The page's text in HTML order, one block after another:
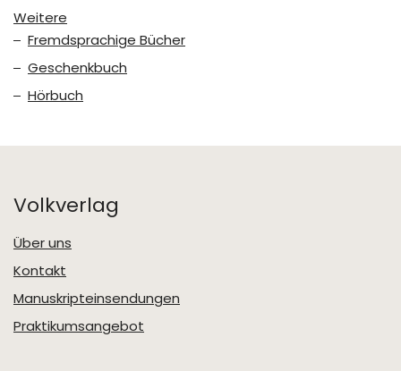
Weitere
Fremdsprachige Bücher
Geschenkbuch
Hörbuch
Volkverlag
Über uns
Kontakt
Manuskripteinsendungen
Praktikumsangebot